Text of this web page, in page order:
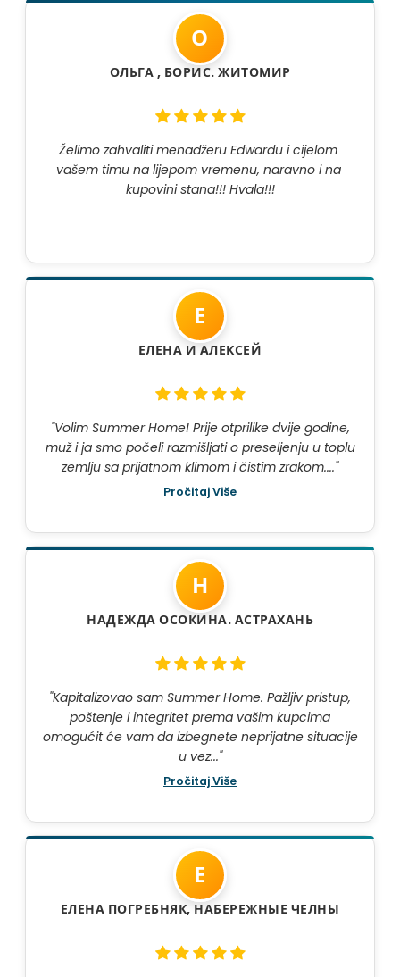
О
ОЛЬГА , БОРИС. ЖИТОМИР
Želimo zahvaliti menadžeru Edwardu i cijelom
vašem timu na lijepom vremenu, naravno i na
kupovini stana!!! Hvala!!!
Е
ЕЛЕНА И АЛЕКСЕЙ
"Volim Summer Home! Prije otprilike dvije godine,
muž i ja smo počeli razmišljati o preseljenju u toplu
zemlju sa prijatnom klimom i čistim zrakom...."
Pročitaj Više
Н
НАДЕЖДА ОСОКИНА. АСТРАХАНЬ
"Kapitalizovao sam Summer Home. Pažljiv pristup,
poštenje i integritet prema vašim kupcima
omogućit će vam da izbegnete neprijatne situacije
u vez..."
Pročitaj Više
Е
ЕЛЕНА ПОГРЕБНЯК, НАБЕРЕЖНЫЕ ЧЕЛНЫ